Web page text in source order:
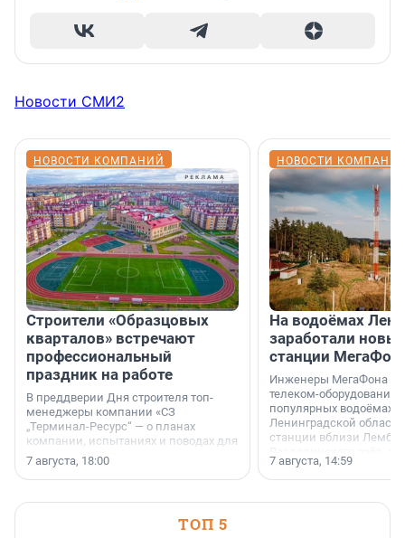
Новости СМИ2
НОВОСТИ КОМПАНИЙ
Строители «Образцовых
кварталов» встречают
профессиональный
праздник на работе
В преддверии Дня строителя топ-
менеджеры компании «СЗ
„Терминал-Ресурс“ — о планах
компании, испытаниях и поводах для
осторожного оптимизма.
7 августа, 18:00
НОВОСТИ
На водоёмах
заработали
станции
Инженеры МегаФона
телеком-оборудование
популярных водоёмах
Ленинградской
станции вблизи
недалеко от Большого
водопада.
7 августа, 14:59
ТОП 5